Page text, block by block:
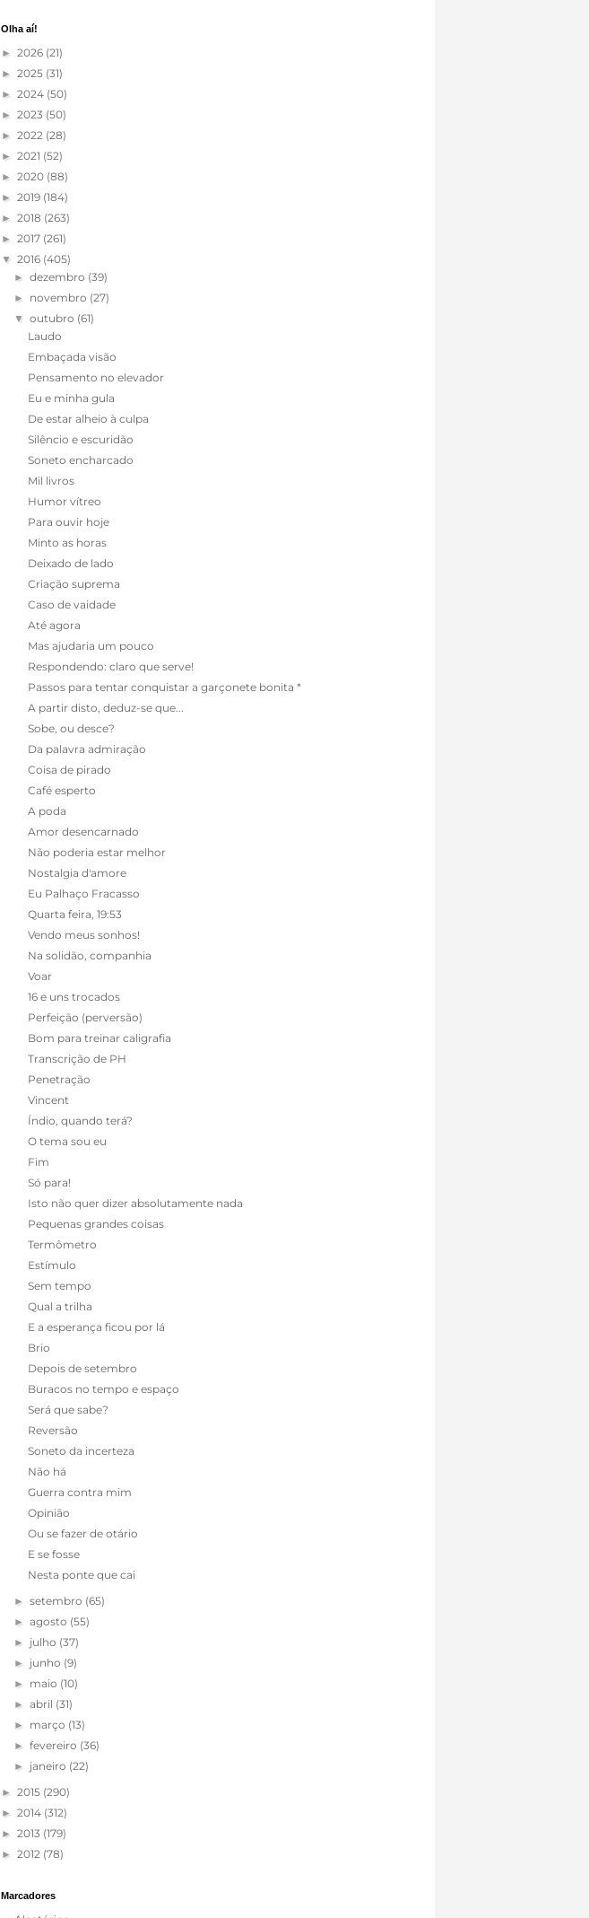
Olha aí!
► 2026 (21)
► 2025 (31)
► 2024 (50)
► 2023 (50)
► 2022 (28)
► 2021 (52)
► 2020 (88)
► 2019 (184)
► 2018 (263)
► 2017 (261)
▼ 2016 (405)
►dezembro (39)
► novembro (27)
▼outubro (61)
Laudo
Embaçada visão
Pensamento no elevador
Eu e minha gula
De estar alheio à culpa
Silêncio e escuridão
Soneto encharcado
Mil livros
Humor vítreo
Para ouvir hoje
Minto as horas
Deixado de lado
Criação suprema
Caso de vaidade
Até agora
Mas ajudaria um pouco
Respondendo: claro que serve!
Passos para tentar conquistar a garçonete bonita *
A partir disto, deduz-se que...
Sobe, ou desce?
Da palavra admiração
Coisa de pirado
Café esperto
A poda
Amor desencarnado
Não poderia estar melhor
Nostalgia d'amore
Eu Palhaço Fracasso
Quarta feira, 19:53
Vendo meus sonhos!
Na solidão, companhia
Voar
16 e uns trocados
Perfeição (perversão)
Bom para treinar caligrafia
Transcrição de PH
Penetração
Vincent
Índio, quando terá?
O tema sou eu
Fim
Só para!
Isto não quer dizer absolutamente nada
Pequenas grandes coisas
Termômetro
Estímulo
Sem tempo
Qual a trilha
E a esperança ficou por lá
Brio
Depois de setembro
Buracos no tempo e espaço
Será que sabe?
Reversão
Soneto da incerteza
Não há
Guerra contra mim
Opinião
Ou se fazer de otário
E se fosse
Nesta ponte que cai
►setembro (65)
►agosto (55)
► julho (37)
► junho (9)
► maio (10)
►abril (31)
► março (13)
►fevereiro (36)
► janeiro (22)
► 2015 (290)
► 2014 (312)
► 2013 (179)
► 2012 (78)
Marcadores